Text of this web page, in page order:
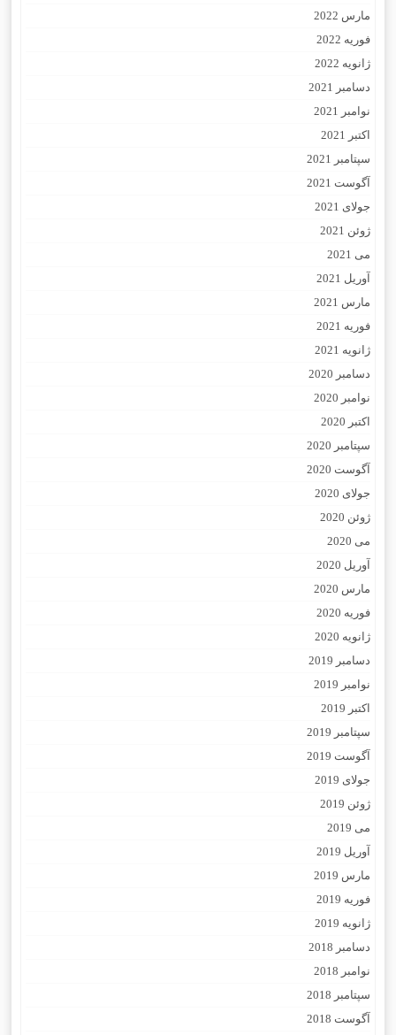
مارس 2022
فوریه 2022
ژانویه 2022
دسامبر 2021
نوامبر 2021
اکتبر 2021
سپتامبر 2021
آگوست 2021
جولای 2021
ژوئن 2021
می 2021
آوریل 2021
مارس 2021
فوریه 2021
ژانویه 2021
دسامبر 2020
نوامبر 2020
اکتبر 2020
سپتامبر 2020
آگوست 2020
جولای 2020
ژوئن 2020
می 2020
آوریل 2020
مارس 2020
فوریه 2020
ژانویه 2020
دسامبر 2019
نوامبر 2019
اکتبر 2019
سپتامبر 2019
آگوست 2019
جولای 2019
ژوئن 2019
می 2019
آوریل 2019
مارس 2019
فوریه 2019
ژانویه 2019
دسامبر 2018
نوامبر 2018
سپتامبر 2018
آگوست 2018